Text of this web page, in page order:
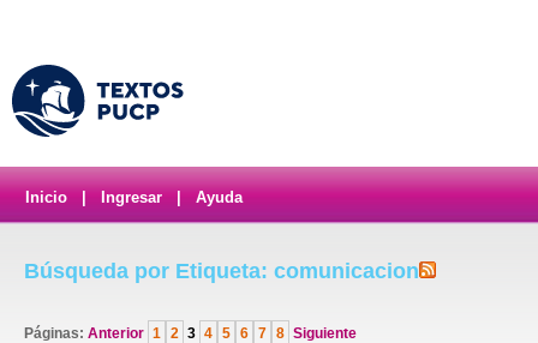
Inicio Ingresar Ayuda
Búsqueda por Etiqueta: comunicacion
Páginas: Anterior 1 2 3 4 5 6 7 8 Siguiente